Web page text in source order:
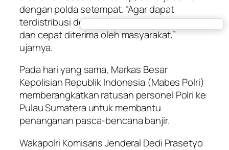
dengan polda setempat. “Agar dapat
terdistribusi dengan tertib, tepat sasaran,
dan cepat diterima oleh masyarakat,”
ujarnya.
Pada hari yang sama, Markas Besar
Kepolisian Republik Indonesia (Mabes Polri)
memberangkatkan ratusan personel Polri ke
Pulau Sumatera untuk membantu
penanganan pasca-bencana banjir.
Wakapolri Komisaris Jenderal Dedi Prasetyo